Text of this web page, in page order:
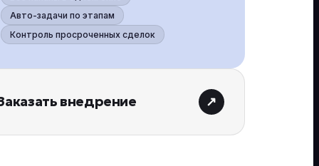
Авто-задачи по этапам
Контроль просроченных сделок
внедрение ↗︎